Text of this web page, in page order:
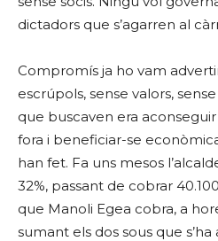
dictadors que s’agarren al
Compromís ja ho vam
escrúpols, sense valors,
que buscaven era
fora i beneficiar-se
han fet. Fa uns mesos
32%, passant de cobrar
que Manoli Egea cobra, a
sumant els dos sous que s’ha